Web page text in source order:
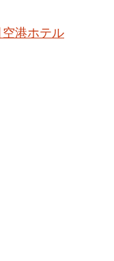
空港ホテル